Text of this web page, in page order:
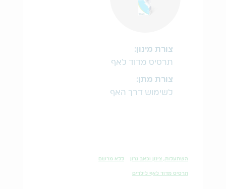
צורת מינון:
תרסיס מדוד לאף
צורת מתן:
לשימוש דרך האף
השתעלות, צינון וכאב גרון ללא מרשם
תרסיס מדוד לאף לילדים